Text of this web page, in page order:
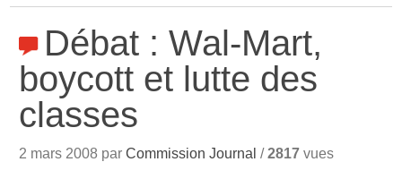
Débat : Wal-Mart,
boycott et lutte des
classes
2 mars 2008 parCommission Journal /2817 vues